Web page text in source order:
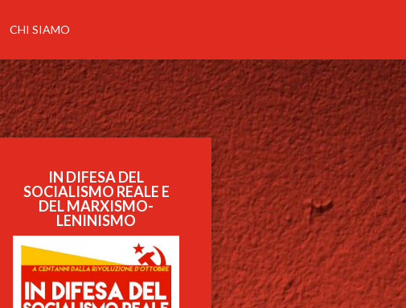
CHI SIAMO
IN DIFESA DEL
SOCIALISMO REALE E
DEL MARXISMO-
LENINISMO